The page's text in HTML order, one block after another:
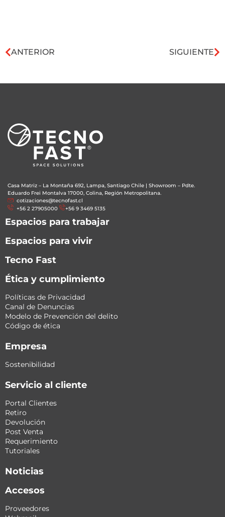
ANTERIOR SIGUIENTE
Casa Matriz – La Montaña 692, Lampa, Santiago Chile | Showroom – Pdte.
Eduardo Frei Montalva 17000, Colina, Región Metropolitana.
cotizaciones@tecnofast.cl
+56 2 27905000
+56 9 3469 5135
Espacios para trabajar
Espacios para vivir
Tecno Fast
Ética y cumplimiento
Políticas de Privacidad
Canal de Denuncias
Modelo de Prevención del delito
Código de ética
Empresa
Sostenibilidad
Servicio al cliente
Portal Clientes
Retiro
Devolución
Post Venta
Requerimiento
Tutoriales
Noticias
Accesos
Proveedores